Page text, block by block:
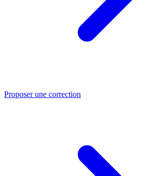
Proposer une correction